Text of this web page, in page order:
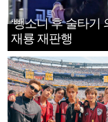
‘뺑소니 후 술타기
재룡 재판행